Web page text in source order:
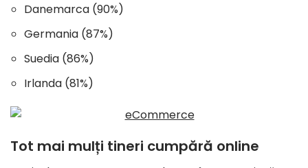
Danemarca (90%)
Germania (87%)
Suedia (86%)
Irlanda (81%)
Tot mai mulți tineri cumpără online